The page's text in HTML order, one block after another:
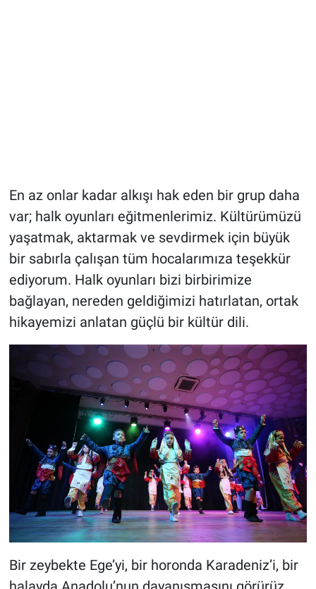
En az onlar kadar alkışı hak eden bir grup daha
var; halk oyunları eğitmenlerimiz. Kültürümüzü
yaşatmak, aktarmak ve sevdirmek için büyük
bir sabırla çalışan tüm hocalarımıza teşekkür
ediyorum. Halk oyunları bizi birbirimize
bağlayan, nereden geldiğimizi hatırlatan, ortak
hikayemizi anlatan güçlü bir kültür dili.
Bir zeybekte Ege’yi, bir horonda Karadeniz’i, bir